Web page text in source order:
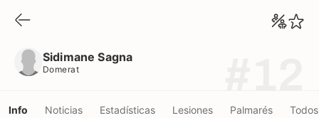
Sidimane Sagna
Domerat
Info Noticias Estadísticas Lesiones Palmarés